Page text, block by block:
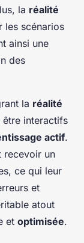
la réalité
les scénarios
ainsi une
des
la réalité
être interactifs
actif.
recevoir un
ce qui leur
et
atout
et optimisée.